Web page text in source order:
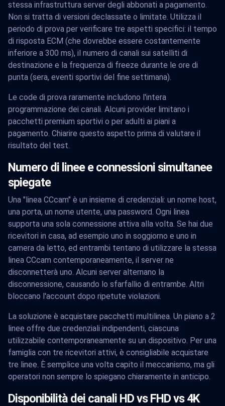
stessa infrastruttura server degli abbonati a pagamento.
Non si tratta di versioni declassate o limitate. Utilizza il
periodo di prova per verificare tre aspetti specifici: il tempo
di risposta ECM (che dovrebbe essere costantemente
inferiore a 300 ms), il numero di canali sui satelliti di
destinazione e la frequenza di freeze durante le ore di
punta (sera, eventi sportivi del fine settimana).
Le code di prova raramente includono l'intera
programmazione dei canali. Alcuni provider limitano i
pacchetti premium sportivi o per adulti ai piani a
pagamento. Chiarire questo aspetto prima di valutare il
risultato del test.
Numero di linee e connessioni simultanee
spiegate
Una "linea CCcam" è un insieme di credenziali: un nome host,
una porta, un nome utente, una password. Ogni linea
supporta una sola connessione attiva alla volta. Se hai due
ricevitori in casa, ad esempio uno in soggiorno e uno in
camera da letto, ed entrambi tentano di utilizzare la stessa
linea CCcam contemporaneamente, il server ne
disconnetterà uno. Alcuni server alternano la
disconnessione, causando lo sfarfallio di entrambe. Altri
bloccano l'account dopo ripetute violazioni.
La soluzione è acquistare pacchetti multilinea. Un piano a 2
linee offre due credenziali indipendenti, ciascuna
utilizzabile contemporaneamente su un dispositivo. Per una
famiglia con tre ricevitori attivi, è consigliabile acquistare
tre linee. È semplice una volta capito il meccanismo, ma gli
operatori non sempre lo spiegano chiaramente in anticipo.
Disponibilità dei canali HD vs FHD vs 4K